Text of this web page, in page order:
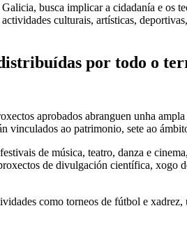
busca implicar a cidadanía e os
culturais, artísticas,
por todo o
aprobados abranguen unha
vinculados ao patrimonio, sete ao
de música, teatro, danza e
de divulgación científica, xogo
como torneos de fútbol e